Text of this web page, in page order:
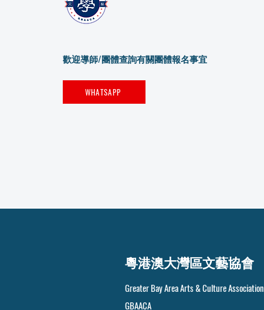
歡迎導師/團體查詢有關團體報名事宜
WHATSAPP
粵港澳大灣區文藝協會
Greater Bay Area Arts & Culture Association
GBAACA